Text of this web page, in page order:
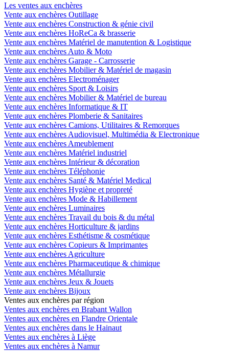
Les ventes aux enchères
Vente aux enchères Outillage
Vente aux enchères Construction & génie civil
Vente aux enchères HoReCa & brasserie
Vente aux enchères Matériel de manutention & Logistique
Vente aux enchères Auto & Moto
Vente aux enchères Garage - Carrosserie
Vente aux enchères Mobilier & Matériel de magasin
Vente aux enchères Electroménager
Vente aux enchères Sport & Loisirs
Vente aux enchères Mobilier & Matériel de bureau
Vente aux enchères Informatique & IT
Vente aux enchères Plomberie & Sanitaires
Vente aux enchères Camions, Utilitaires & Remorques
Vente aux enchères Audiovisuel, Multimédia & Electronique
Vente aux enchères Ameublement
Vente aux enchères Matériel industriel
Vente aux enchères Intérieur & décoration
Vente aux enchères Téléphonie
Vente aux enchères Santé & Matériel Medical
Vente aux enchères Hygiène et propreté
Vente aux enchères Mode & Habillement
Vente aux enchères Luminaires
Vente aux enchères Travail du bois & du métal
Vente aux enchères Horticulture & jardins
Vente aux enchères Esthétisme & cosmétique
Vente aux enchères Copieurs & Imprimantes
Vente aux enchères Agriculture
Vente aux enchères Pharmaceutique & chimique
Vente aux enchères Métallurgie
Vente aux enchères Jeux & Jouets
Vente aux enchères Bijoux
Ventes aux enchères par région
Ventes aux enchères en Brabant Wallon
Ventes aux enchères en Flandre Orientale
Ventes aux enchères dans le Hainaut
Ventes aux enchères à Liège
Ventes aux enchères à Namur